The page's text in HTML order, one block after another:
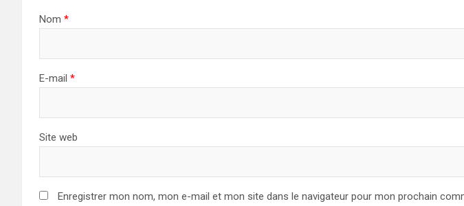
Nom *
E-mail *
Site web
Enregistrer mon nom, mon e-mail et mon site dans le navigateur pour mon prochain